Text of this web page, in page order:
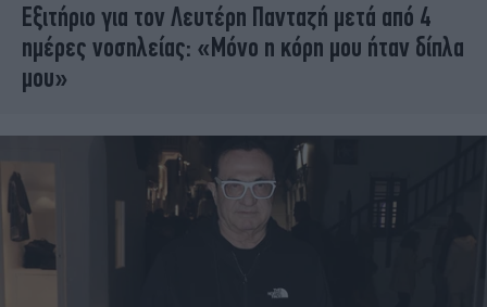
Εξιτήριο για τον Λευτέρη Πανταζή μετά από 4
ημέρες νοσηλείας: «Μόνο η κόρη μου ήταν δίπλα
μου»